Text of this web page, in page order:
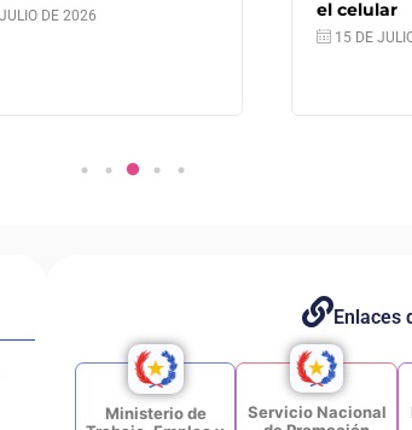
15 DE JULIO DE 2026
Enlaces
Ministerio de
Servicio Nacional